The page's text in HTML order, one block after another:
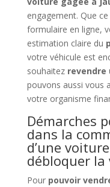
engagement. Que
formulaire en ligne,
estimation claire du
votre véhicule est
souhaitez revendre
pouvons aussi vous
votre organisme
Démarches
dans la
d’une
débloquer la
Pour pouvoir